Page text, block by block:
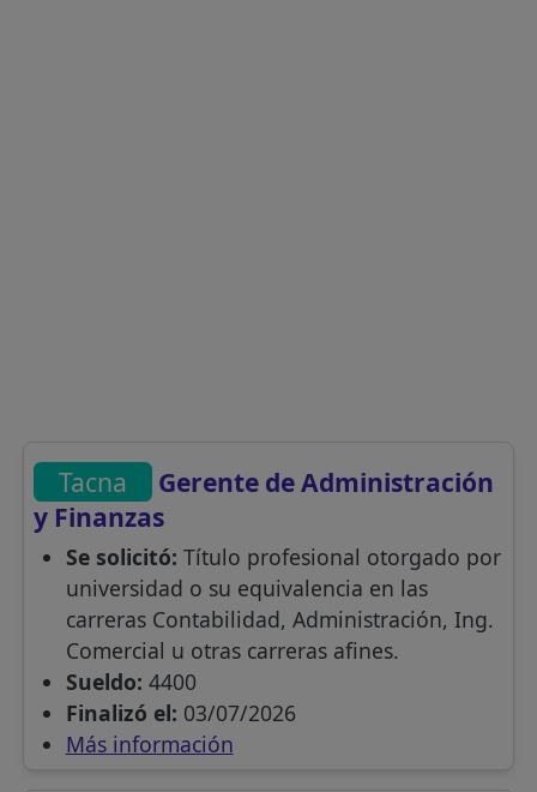
Tacna
Gerente de Administración
y Finanzas
Se solicitó: Título profesional otorgado por
universidad o su equivalencia en las
carreras Contabilidad, Administración, Ing.
Comercial u otras carreras afines.
Sueldo: 4400
Finalizó el: 03/07/2026
Más información